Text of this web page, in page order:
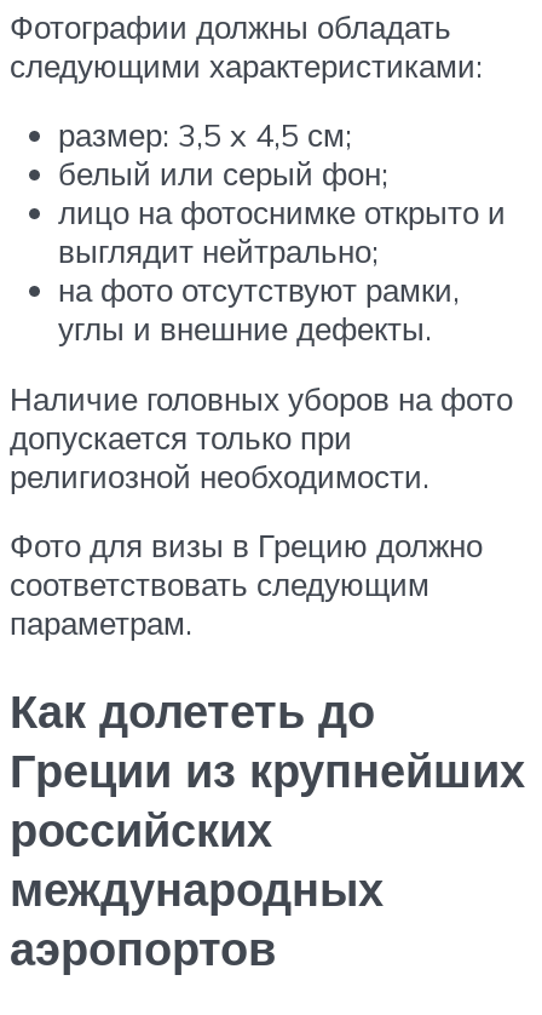
Фотографии должны обладать
следующими характеристиками:
размер: 3,5 x 4,5 см;
белый или серый фон;
лицо на фотоснимке открыто и
выглядит нейтрально;
на фото отсутствуют рамки,
углы и внешние дефекты.
Наличие головных уборов на фото
допускается только при
религиозной необходимости.
Фото для визы в Грецию должно
соответствовать следующим
параметрам.
Как долететь до
Греции из крупнейших
российских
международных
аэропортов